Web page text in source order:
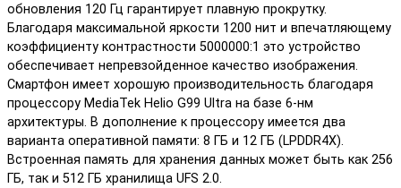
обновления 120 Гц гарантирует плавную прокрутку.
Благодаря максимальной яркости 1200 нит и впечатляющему
коэффициенту контрастности 5000000:1 это устройство
обеспечивает непревзойденное качество изображения.
Смартфон имеет хорошую производительность благодаря
процессору MediaTek Helio G99 Ultra на базе 6-нм
архитектуры. В дополнение к процессору имеется два
варианта оперативной памяти: 8 ГБ и 12 ГБ (LPDDR4X).
Встроенная память для хранения данных может быть как 256
ГБ, так и 512 ГБ хранилища UFS 2.0.